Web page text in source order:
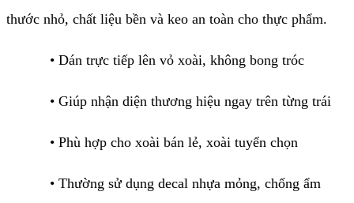
thước nhỏ, chất liệu bền và keo an toàn cho thực phẩm.
• Dán trực tiếp lên vỏ xoài, không bong tróc
• Giúp nhận diện thương hiệu ngay trên từng trái
• Phù hợp cho xoài bán lẻ, xoài tuyển chọn
• Thường sử dụng decal nhựa mỏng, chống ẩm